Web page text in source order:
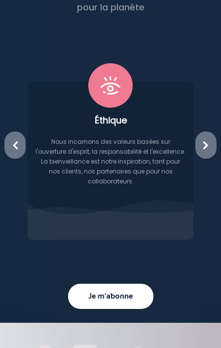
pour la planète
Éthique
Nous incarnons des valeurs basées sur
l'ouverture d'esprit, la responsabilité et l'excellence.
La bienveillance est notre inspiration, tant pour
nos clients, nos partenaires que pour nos
collaborateurs.
Un
des
Je m'abonne